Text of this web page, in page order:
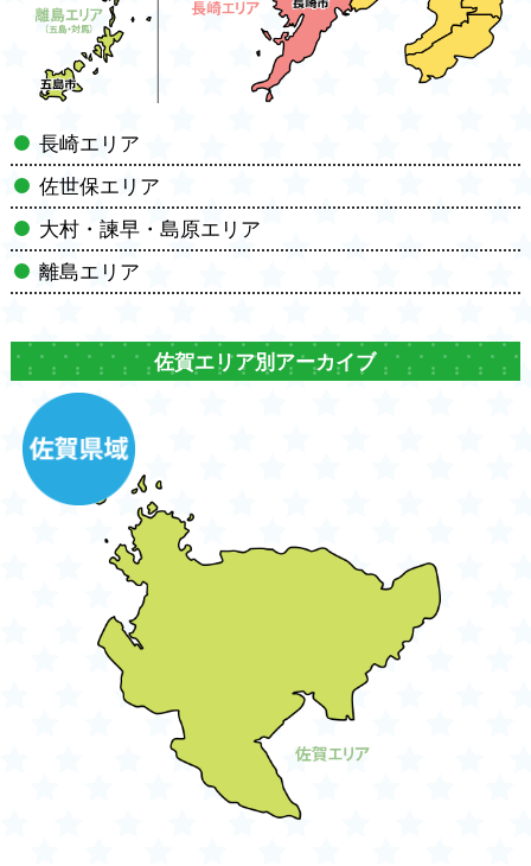
長崎エリア
佐世保エリア
大村・諫早・島原エリア
離島エリア
佐賀エリア別アーカイブ